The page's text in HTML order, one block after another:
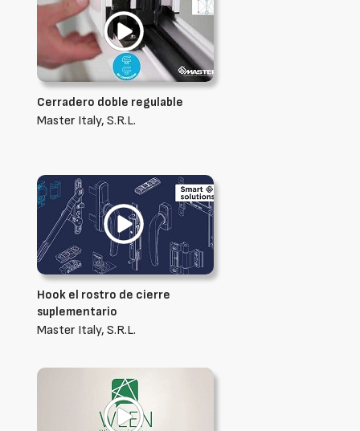
Cerradero doble regulable
Master Italy, S.R.L.
Hook el rostro de cierre
suplementario
Master Italy, S.R.L.